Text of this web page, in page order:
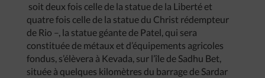
soit deux fois celle de la statue de la Liberté et
quatre fois celle de la statue du Christ rédempteur
de Rio –, la statue géante de Patel, qui sera
constituée de métaux et d’équipements agricoles
fondus, s’élèvera à Kevada, sur l’île de Sadhu Bet,
située à quelques kilomètres du barrage de Sardar